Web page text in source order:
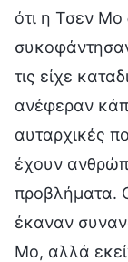
ότι η Τσεν Μο
τις είχε
ανέφεραν
αυταρχικές
έχουν
προβλήματα.
έκαναν
Μο, αλλά